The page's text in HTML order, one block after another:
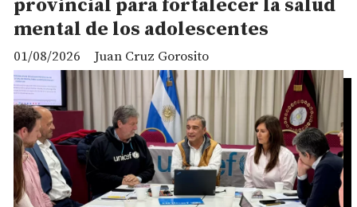
provincial para fortalecer la salud
mental de los adolescentes
Juan Cruz Gorosito
01/08/2026